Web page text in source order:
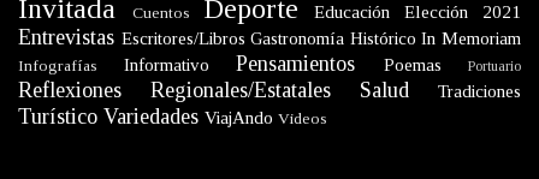
Invitada
Cuentos Deporte Educación Elección 2021
Entrevistas Escritores/Libros Gastronomía Histórico In Memoriam
Infografías Informativo Pensamientos Poemas Portuario
Reflexiones Regionales/Estatales Salud Tradiciones
Turístico Variedades ViajAndo Videos